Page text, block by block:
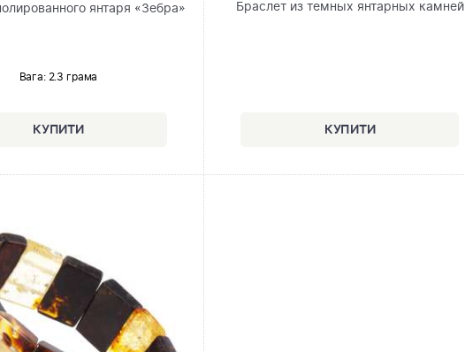
янтаря «Зебра»
Вага: 2.3 грама
Браслет из темных янтарных камней